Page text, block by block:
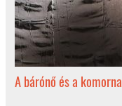
A bárónő és a komorna